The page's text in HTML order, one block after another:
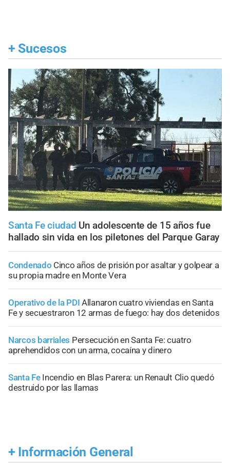
+ Sucesos
Santa Fe ciudad Un adolescente de 15 años fue
hallado sin vida en los piletones del Parque Garay
Condenado Cinco años de prisión por asaltar y golpear a
su propia madre en Monte Vera
Operativo de la PDI Allanaron cuatro viviendas en Santa
Fe y secuestraron 12 armas de fuego: hay dos detenidos
Narcos barriales Persecución en Santa Fe: cuatro
aprehendidos con un arma, cocaína y dinero
Santa Fe Incendio en Blas Parera: un Renault Clio quedó
destruido por las llamas
+ Información General